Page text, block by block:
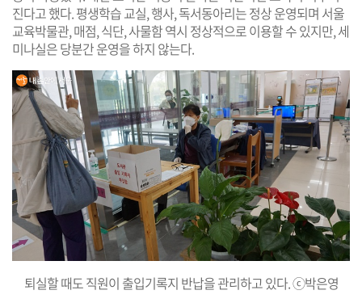
진다고 했다. 평생학습 교실, 행사, 독서동아리는 정상 운영되며 서울
교육박물관, 매점, 식단, 사물함 역시 정상적으로 이용할 수 있지만, 세
미나실은 당분간 운영을 하지 않는다.
퇴실할 때도 직원이 출입기록지 반납을 관리하고 있다. ⓒ박은영